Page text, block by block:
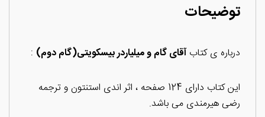
توضیحات
درباره ی کتابآقای گام و میلیاردر بیسکویتی(گام دوم):
این کتاب دارای 124 صفحه ، اثر اندی استنتون و ترجمه
رضی هیرمندی می باشد.